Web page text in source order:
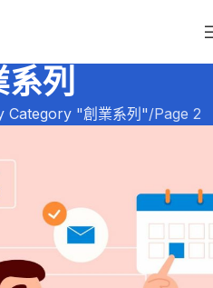
列
Category "創業系列" Page 2